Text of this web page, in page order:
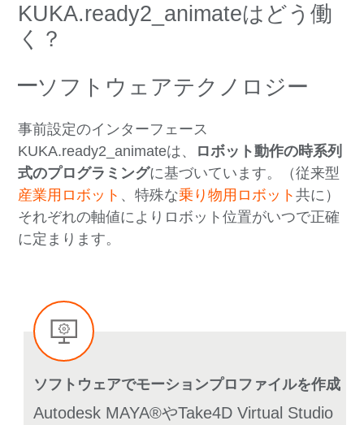
KUKA.ready2_animateはどう働
く？
–ソフトウェアテクノロジー
事前設定のインターフェース
KUKA.ready2_animateは、
ロボット動作の時系列
式のプログラミングに基づいています。
（従来型
産業用ロボット 、特殊な乗り物用ロボット共に ）
それぞれの軸値によりロボット位置がいつで正確
に定まります。
ソフトウェアでモーションプロファイルを作成
Autodesk MAYA®やTake4D Virtual Studio